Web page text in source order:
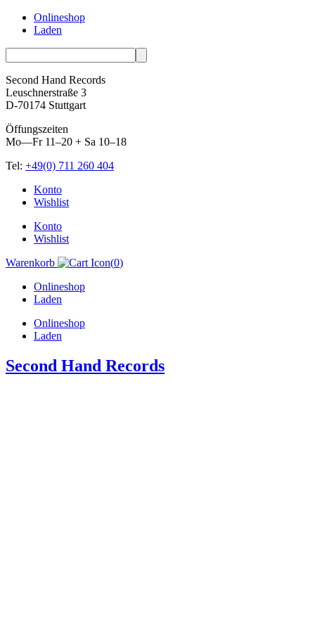
Onlineshop
Laden
Second Hand Records
Leuschnerstraße 3
D-70174 Stuttgart
Öffungszeiten
Mo—Fr 11–20 + Sa 10–18
Tel: +49(0) 711 260 404
Skip
Konto
Wishlist
Konto
Wishlist
Warenkorb
(0)
Onlineshop
Laden
Onlineshop
Laden
Second Hand Records